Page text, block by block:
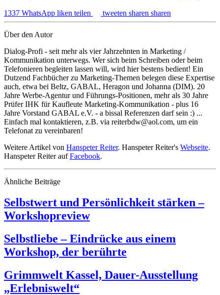
1337 WhatsApp liken teilen tweeten sharen sharen
Über den Autor
Dialog-Profi - seit mehr als vier Jahrzehnten in Marketing /
Kommunikation unterwegs. Wer sich beim Schreiben oder beim
Telefonieren begleiten lassen will, wird hier bestens bedient! Ein
Dutzend Fachbücher zu Marketing-Themen belegen diese Expertise
auch, etwa bei Beltz, GABAL, Heragon und Johanna (DIM). 20
Jahre Werbe-Agentur und Führungs-Positionen, mehr als 30 Jahre
Prüfer IHK für Kaufleute Marketing-Kommunikation - plus 16
Jahre Vorstand GABAL e.V. - a bissal Referenzen darf sein :) ...
Einfach mal kontaktieren, z.B. via reiterbdw@aol.com, um ein
Telefonat zu vereinbaren!
Weitere Artikel von Hanspeter Reiter. Hanspeter Reiter's Webseite.
Hanspeter Reiter aufFacebook.
Ähnliche Beiträge
Selbstwert und Persönlichkeit stärken –
Workshopreview
Selbstliebe – Eindrücke aus einem
Workshop, der berührte
Grimmwelt Kassel, Dauer-Ausstellung
„Erlebniswelt“